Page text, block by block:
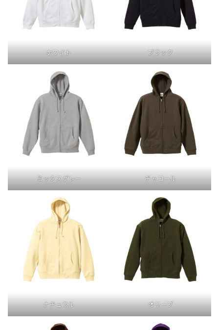
ホワイト ブラック
ミックスグレー チャコール
ナチュラル オリーブ